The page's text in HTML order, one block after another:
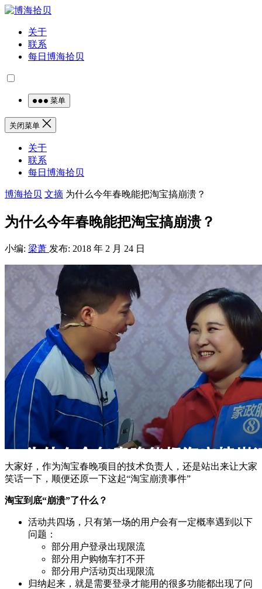
关于
联系
每日博海拾贝
菜单
关闭菜单
关于
联系
每日博海拾贝
博海拾贝 文摘 为什么今年春晚能把淘宝搞崩溃？
为什么今年春晚能把淘宝搞崩溃？
小编: 梁萧 发布: 2018 年 2 月 24 日
大家好，作为淘宝春晚项目的技术负责人，还是站出来让大家
笑话一下，顺便还原一下这起“淘宝崩溃事件”
淘宝到底“崩溃”了什么？
活动共四场，只有第一场的用户会有一定概率遇到以下
问题：
部分用户登录出现限流
部分用户购物车打不开
部分用户活动页出现限流
归纳起来，就是需要登录才能用的很多功能都出现了问